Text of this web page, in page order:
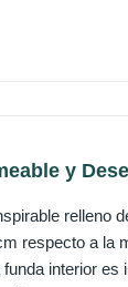
y
relleno
respecto a la
interior